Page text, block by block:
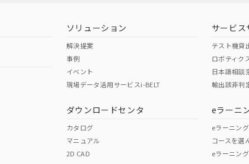
ソリューション
解決提案
事例
イベント
現場データ活用サービスi-BELT
ダウンロードセンタ
カタログ
マニュアル
2D CAD
サービス
テスト機貸
ロボティク
日本語相談
輸出該非判
eラーニ
eラーニン
コースを選
eラーニン